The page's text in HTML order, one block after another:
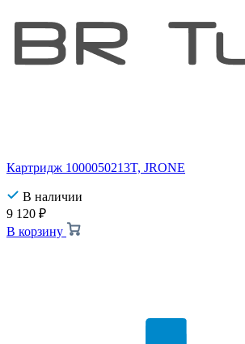
Картридж 1000050213T, JRONE
В наличии
9 120 ₽
В корзину